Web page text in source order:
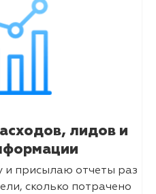
лидов и
и присылаю отчеты раз
сколько потрачено